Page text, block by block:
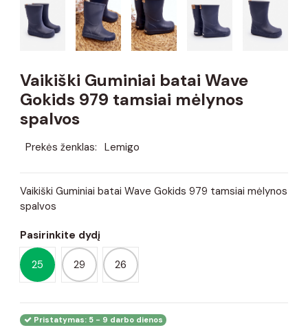
Vaikiški Guminiai batai Wave
Gokids 979 tamsiai mėlynos
spalvos
Prekės ženklas: Lemigo
Vaikiški Guminiai batai Wave Gokids 979 tamsiai mėlynos
spalvos
Pasirinkite dydį
25 29 26
Pristatymas: 5 - 9 darbo dienos